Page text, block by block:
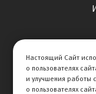
Настоящий Сайт
о пользователях
и улучшения работы
о пользователях